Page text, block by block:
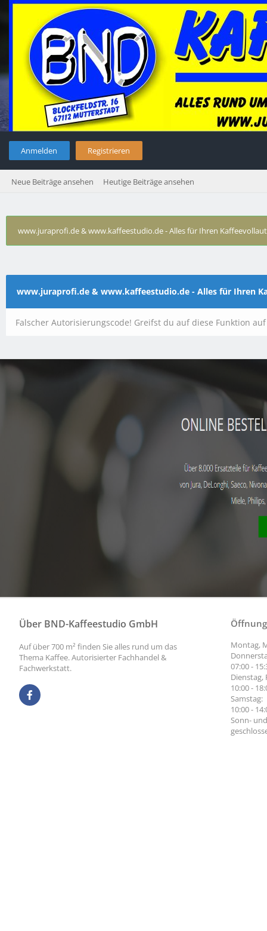
Anmelden Registrieren
Neue Beiträge ansehen Heutige Beiträge ansehen
www.juraprofi.de & www.kaffeestudio.de - Alles für Ihren
www.juraprofi.de & www.kaffeestudio.de - Alles für Ihren
Falscher Autorisierungscode! Greifst du auf diese Funktion
Über BND-Kaffeestudio GmbH
Auf über 700 m² finden Sie alles rund um das
Thema Kaffee. Autorisierter Fachhandel &
Fachwerkstatt.
Montag,
07:00 -
Dienstag,
10:00 -
Samstag:
10:00 -
Sonn-